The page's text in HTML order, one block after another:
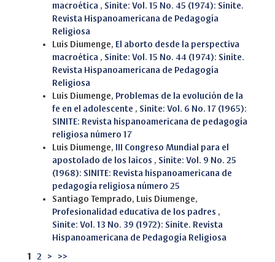
macroética , Sinite: Vol. 15 No. 45 (1974): Sinite.
Revista Hispanoamericana de Pedagogía
Religiosa
Luis Diumenge, El aborto desde la perspectiva
macroética , Sinite: Vol. 15 No. 44 (1974): Sinite.
Revista Hispanoamericana de Pedagogía
Religiosa
Luis Diumenge, Problemas de la evolución de la
fe en el adolescente , Sinite: Vol. 6 No. 17 (1965):
SINITE: Revista hispanoamericana de pedagogía
religiosa número 17
Luis Diumenge, III Congreso Mundial para el
apostolado de los laicos , Sinite: Vol. 9 No. 25
(1968): SINITE: Revista hispanoamericana de
pedagogía religiosa número 25
Santiago Temprado, Luis Diumenge,
Profesionalidad educativa de los padres ,
Sinite: Vol. 13 No. 39 (1972): Sinite. Revista
Hispanoamericana de Pedagogía Religiosa
1 2 > >>